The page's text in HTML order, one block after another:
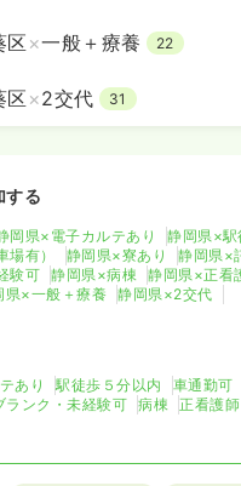
区 ×一般＋療養 22
区 ×2交代 31
する
岡県×電子カルテあり
静岡県×駅
有）
静岡県×寮あり
静岡県×
験可
静岡県×病棟
静岡県×正看
県×一般＋療養 静岡県×2交代
あり 駅徒歩５分以内
車通勤可
ランク・未経験可 病棟 正看護師